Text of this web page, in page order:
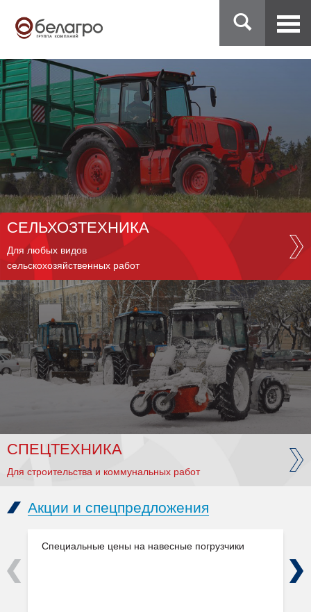
СЕЛЬХОЗТЕХНИКА
Для любых видов
сельскохозяйственных работ
СПЕЦТЕХНИКА
Для строительства и коммунальных работ
Акции и спецпредложения
Специальные цены на навесные погрузчики
Previous Next